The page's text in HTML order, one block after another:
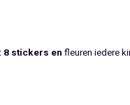
8 stickers en fleuren iedere